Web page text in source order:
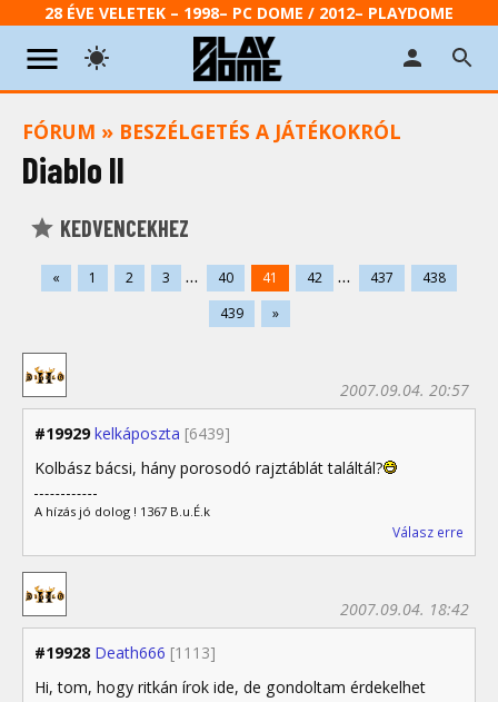
28 ÉVE VELETEK – 1998– PC DOME / 2012– PLAYDOME
FÓRUM » BESZÉLGETÉS A JÁTÉKOKRÓL
Diablo II
KEDVENCEKHEZ
« 1 2 3 ... 40 41 42 ... 437
438
439
»
#19929 kelkáposzta [6439]
2007.09.04. 20:57
Kolbász bácsi, hány porosodó rajztáblát találtál?
A hízás jó dolog ! 1367 B.u.É.k
Válasz erre
#19928 Death666 [1113]
2007.09.04. 18:42
Hi, tom, hogy ritkán írok ide, de gondoltam érdekelhet